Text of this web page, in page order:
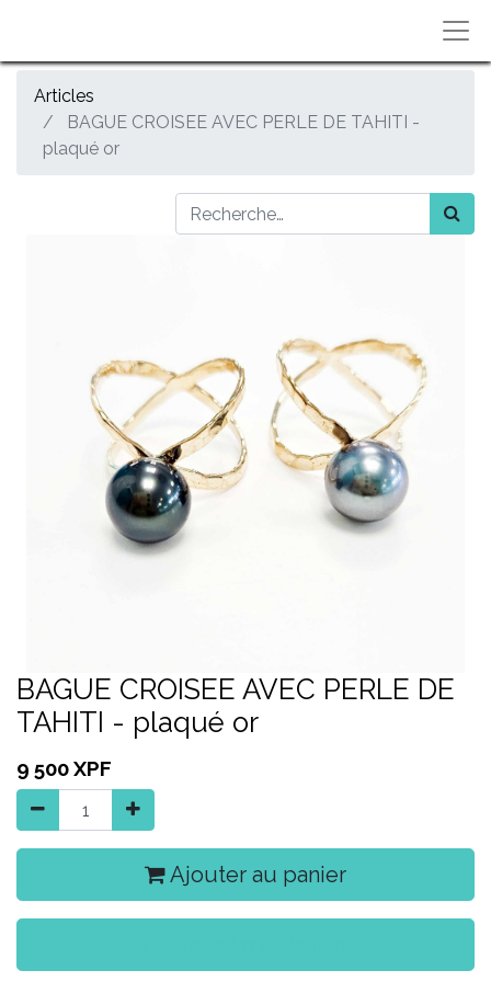
Articles
BAGUE CROISEE AVEC PERLE DE TAHITI -
plaqué or
BAGUE CROISEE AVEC PERLE DE
TAHITI - plaqué or
9 500XPF
Ajouter au panier